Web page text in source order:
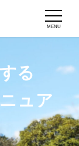
MENU
る
ュア